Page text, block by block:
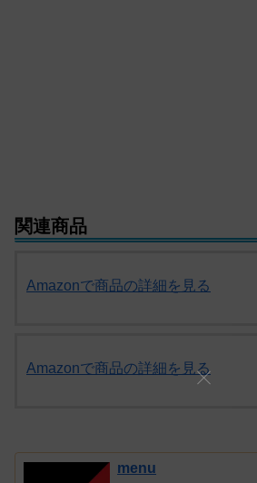
関連商品
Amazonで商品の詳細を見る
Amazonで商品の詳細を見る
menu